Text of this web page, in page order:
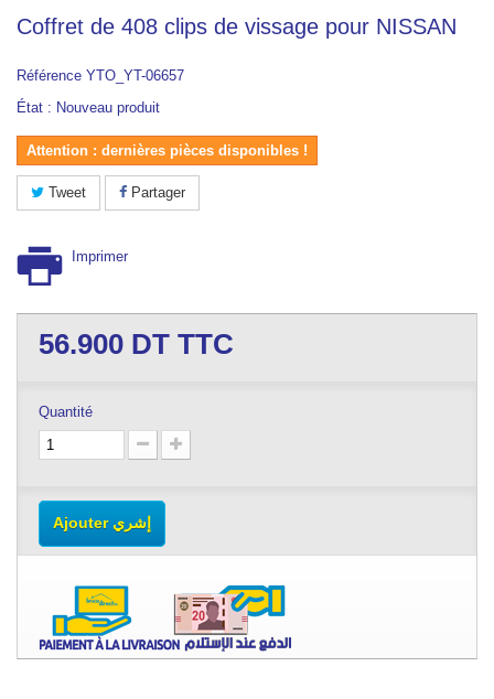
Coffret de 408 clips de vissage pour NISSAN
Référence YTO_YT-06657
État : Nouveau produit
Attention : dernières pièces disponibles !
Tweet Partager
Imprimer
56.900 DT TTC
Quantité
Ajouter إشري